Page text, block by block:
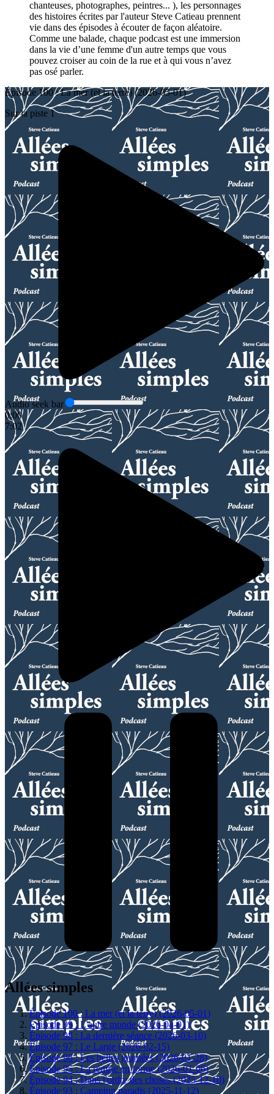
chanteuses, photographes, peintres... ), les personnages
des histoires écrites par l'auteur Steve Catieau prennent
vie dans des épisodes à écouter de façon aléatoire.
Comme une balade, chaque podcast est une immersion
dans la vie d’une femme d'un autre temps que vous
pouvez croiser au coin de la rue et à qui vous n’avez
pas osé parler.
Épisode 100 : La mer (et la terre) (2026-05-01)
Sur la piste 1
Audio seek bar
0:00
7:02
Allées simples
Épisode 100 : La mer (et la terre) (2026-05-01)
Episode 99 : L'autre monde (2026-04-01)
Épisode 98 : La dernière séance (2026-03-10)
Épisode 97 : Le Large (2026-02-15)
Épisode 96 : Les belles journées (2026-01-28)
Épisode 95 : La remise en forme (2026-01-06)
Épisode 94 : Dans l'ordre des choses (2025-12-10)
Épisode 93 : Camping paradis (2025-11-12)